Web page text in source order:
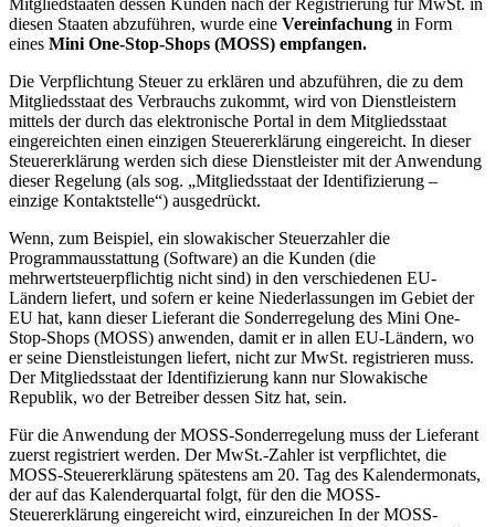
diesen Staaten abzuführen, wurde eine Vereinfachung in Form
eines Mini One-Stop-Shops (MOSS) empfangen.
Die Verpflichtung Steuer zu erklären und abzuführen, die zu dem
Mitgliedsstaat des Verbrauchs zukommt, wird von Dienstleistern
mittels der durch das elektronische Portal in dem Mitgliedsstaat
eingereichten einen einzigen Steuererklärung eingereicht. In dieser
Steuererklärung werden sich diese Dienstleister mit der Anwendung
dieser Regelung (als sog. „Mitgliedsstaat der Identifizierung –
einzige Kontaktstelle“) ausgedrückt.
Wenn, zum Beispiel, ein slowakischer Steuerzahler die
Programmausstattung (Software) an die Kunden (die
mehrwertsteuerpflichtig nicht sind) in den verschiedenen EU-
Ländern liefert, und sofern er keine Niederlassungen im Gebiet der
EU hat, kann dieser Lieferant die Sonderregelung des Mini One-
Stop-Shops (MOSS) anwenden, damit er in allen EU-Ländern, wo
er seine Dienstleistungen liefert, nicht zur MwSt. registrieren muss.
Der Mitgliedsstaat der Identifizierung kann nur Slowakische
Republik, wo der Betreiber dessen Sitz hat, sein.
Für die Anwendung der MOSS-Sonderregelung muss der Lieferant
zuerst registriert werden. Der MwSt.-Zahler ist verpflichtet, die
MOSS-Steuererklärung spätestens am 20. Tag des Kalendermonats,
der auf das Kalenderquartal folgt, für den die MOSS-
Steuererklärung eingereicht wird, einzureichen In der MOSS-